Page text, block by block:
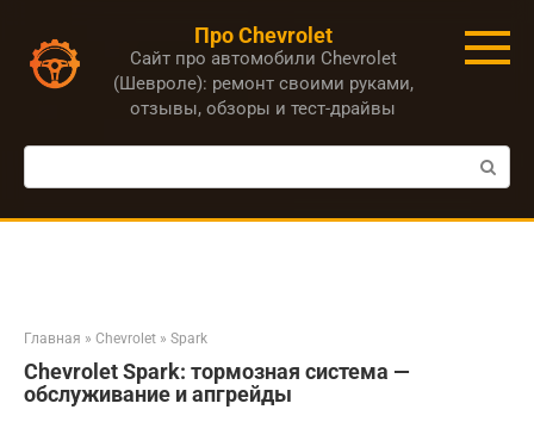
контенту
Про Chevrolet
Сайт про автомобили Chevrolet
(Шевроле): ремонт своими руками,
отзывы, обзоры и тест-драйвы
Поиск:
Главная » Chevrolet » Spark
Chevrolet Spark: тормозная система —
обслуживание и апгрейды